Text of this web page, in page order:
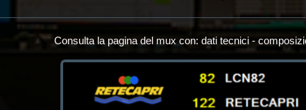
Consulta la pagina del mux con: dati tecnici -